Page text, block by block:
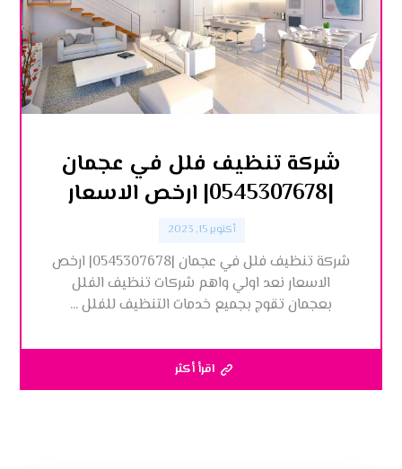
شركة تنظيف فلل في عجمان
|0545307678| ارخص الاسعار
أكتوبر 15, 2023
شركة تنظيف فلل في عجمان |0545307678| ارخص
الاسعار نعد اولي واهم شركات تنظيف الفلل
بعجمان تقوج بجميع خدمات التنظيف للفلل ...
اقرأ أكثر